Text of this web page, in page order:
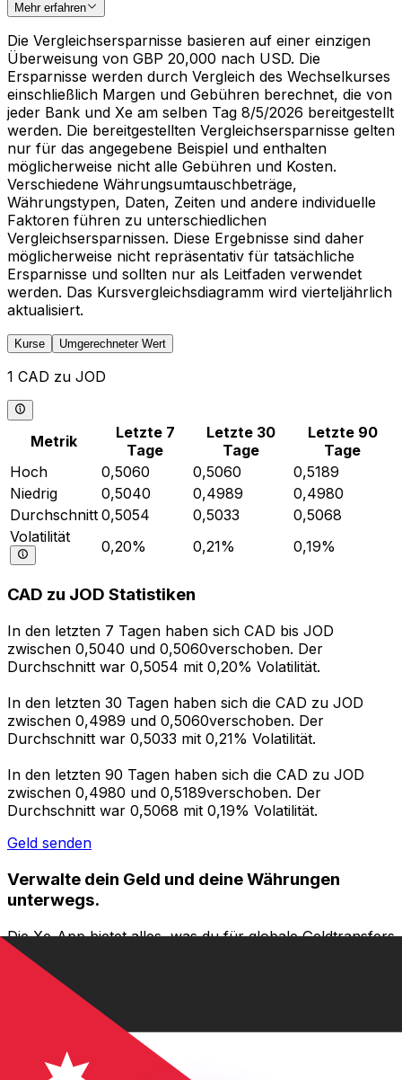
Mehr erfahren
Die Vergleichsersparnisse basieren auf einer einzigen
Überweisung von GBP 20,000 nach USD. Die
Ersparnisse werden durch Vergleich des Wechselkurses
einschließlich Margen und Gebühren berechnet, die von
jeder Bank und Xe am selben Tag 8/5/2026 bereitgestellt
werden. Die bereitgestellten Vergleichsersparnisse gelten
nur für das angegebene Beispiel und enthalten
möglicherweise nicht alle Gebühren und Kosten.
Verschiedene Währungsumtauschbeträge,
Währungstypen, Daten, Zeiten und andere individuelle
Faktoren führen zu unterschiedlichen
Vergleichsersparnissen. Diese Ergebnisse sind daher
möglicherweise nicht repräsentativ für tatsächliche
Ersparnisse und sollten nur als Leitfaden verwendet
werden. Das Kursvergleichsdiagramm wird vierteljährlich
aktualisiert.
Kurse Umgerechneter Wert
1 CAD zu JOD
Metrik
Letzte 7
Tage
Letzte 30
Tage
Letzte 90
Tage
Hoch
0,5060 0,5060
0,5189
Niedrig
0,5040 0,4989
0,4980
Durchschnitt 0,5054 0,5033
0,5068
Volatilität
0,20% 0,21% 0,19%
CAD zu JOD Statistiken
In den letzten 7 Tagen haben sich CAD bis JOD
zwischen 0,5040 und 0,5060verschoben. Der
Durchschnitt war 0,5054 mit 0,20% Volatilität.
In den letzten 30 Tagen haben sich die CAD zu JOD
zwischen 0,4989 und 0,5060verschoben. Der
Durchschnitt war 0,5033 mit 0,21% Volatilität.
In den letzten 90 Tagen haben sich die CAD zu JOD
zwischen 0,4980 und 0,5189verschoben. Der
Durchschnitt war 0,5068 mit 0,19% Volatilität.
Geld senden
Verwalte dein Geld und deine Währungen
unterwegs.
Die Xe-App bietet alles, was du für globale Geldtransfers
und Währungsmanagement benötigst. Währungen
umrechnen, Kursbenachrichtigungen einrichten und
Geld ins Ausland überweisen, ohne versteckte
Gebühren. Heute herunterladen!